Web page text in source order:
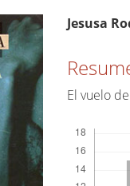
del
artículo
Jesusa
El vuelo